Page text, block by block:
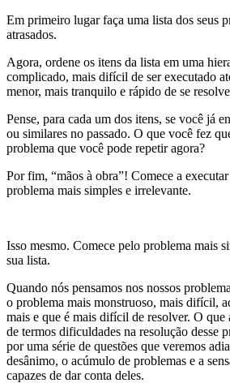
Em primeiro lugar faça uma lista dos seus
atrasados.
Agora, ordene os itens da lista em uma
complicado, mais difícil de ser executado
menor, mais tranquilo e rápido de se
Pense, para cada um dos itens, se você já
ou similares no passado. O que você fez
problema que você pode repetir agora?
Por fim, “mãos à obra”! Comece a
problema mais simples e irrelevante.
Isso mesmo. Comece pelo problema mais
sua lista.
Quando nós pensamos nos nossos
o problema mais monstruoso, mais difícil,
mais e que é mais difícil de resolver. O que
de termos dificuldades na resolução desse
por uma série de questões que veremos
desânimo, o acúmulo de problemas e a
capazes de dar conta deles.